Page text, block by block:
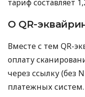
тариф составляет
О QR-
Вместе с тем QR-
оплату
через ссылку (без
платежных систем.